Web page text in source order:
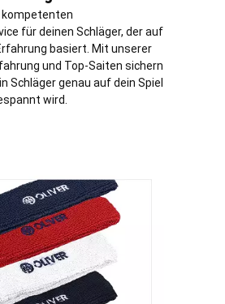
kompetenten
für deinen Schläger, der auf
basiert. Mit unserer
und Top-Saiten sichern
Schläger genau auf dein Spiel
wird.